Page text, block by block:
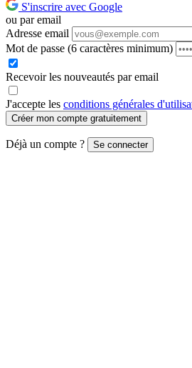
S'inscrire avec Google
ou par email
Adresse email
Mot de passe (6 caractères minimum)
Recevoir les nouveautés par email
J'accepte les conditions générales
Créer mon compte gratuitement
Déjà un compte ? Se connecter